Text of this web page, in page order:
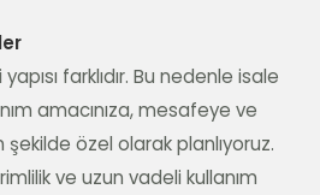
farklıdır. Bu nedenle isale
amacınıza, mesafeye ve
özel olarak planlıyoruz.
ve uzun vadeli kullanım